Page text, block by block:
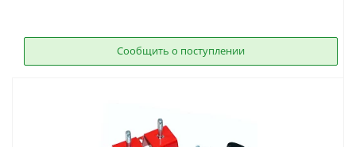
Сообщить о поступлении